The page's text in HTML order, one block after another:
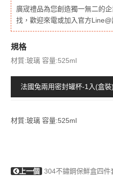
廣宬禮品為您創造獨一無二的
找，歡迎來電或加入官方Line@
規格
材質:玻璃 容量:525ml
法國兔兩用密封罐杯-1入(盒裝)
材質:玻璃 容量:525ml
上一個 304不鏽鋼保鮮盒四件